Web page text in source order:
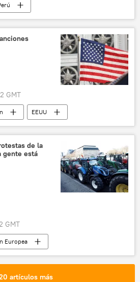
GMT
EEUU
de la
gente está
GMT
Europea
🌍 Europa
artículos más